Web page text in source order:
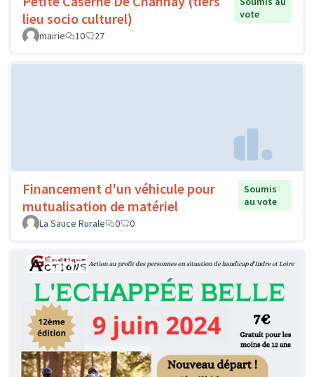
lieu socio culturel)
vote
mairie
10 27
Financement d'un véhicule pour
mutualisation de matériel
Soumis
au vote
La Sauce Rurale
0 0